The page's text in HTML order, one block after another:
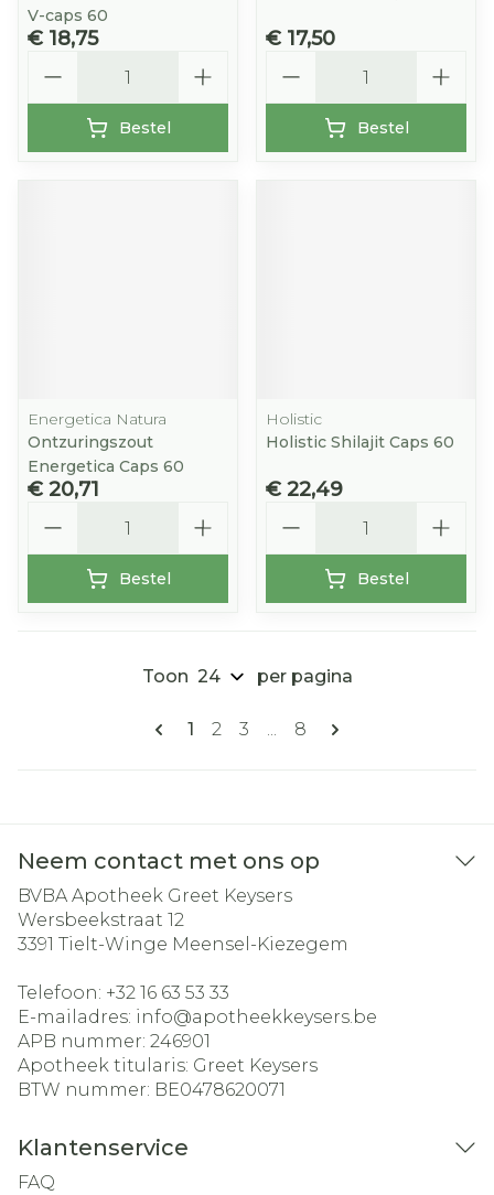
V-caps 60
€ 18,75
Bestel
€ 17,50
Bestel
Energetica Natura
Ontzuringszout
Energetica Caps 60
€ 20,71
Bestel
Holistic
Holistic Shilajit Caps 60
€ 22,49
Bestel
Pagina's
U lees momenteel pagina
1 Pagina
2 Pagina
3 ... Pagina
8
Toon per pagina
Neem contact met ons op
BVBA Apotheek Greet Keysers
Wersbeekstraat 12
3391 Tielt-Winge Meensel-Kiezegem
Telefoon: +32 16 63 53 33
E-mailadres: info@apotheekkeysers.be
APB nummer: 246901
Apotheek titularis: Greet Keysers
BTW nummer: BE0478620071
Klantenservice
FAQ